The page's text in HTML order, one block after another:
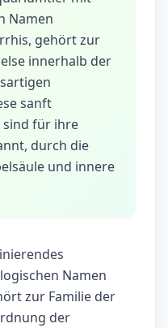
Namen
gehört zur
innerhalb der
sanft
sind für ihre
durch die
und innere
Namen
zur Familie der
der